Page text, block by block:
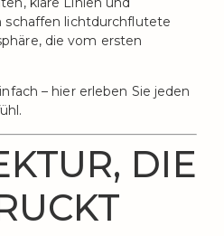
schaffen lichtdurchflutete
die vom ersten
– hier erleben Sie jeden
DIE